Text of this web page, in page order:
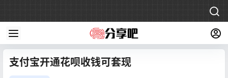
支付宝开通花呗收钱可套现